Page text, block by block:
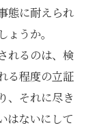
態に耐えられ
うか。
れるのは、検
る程度の立証
、それに尽き
はないにして